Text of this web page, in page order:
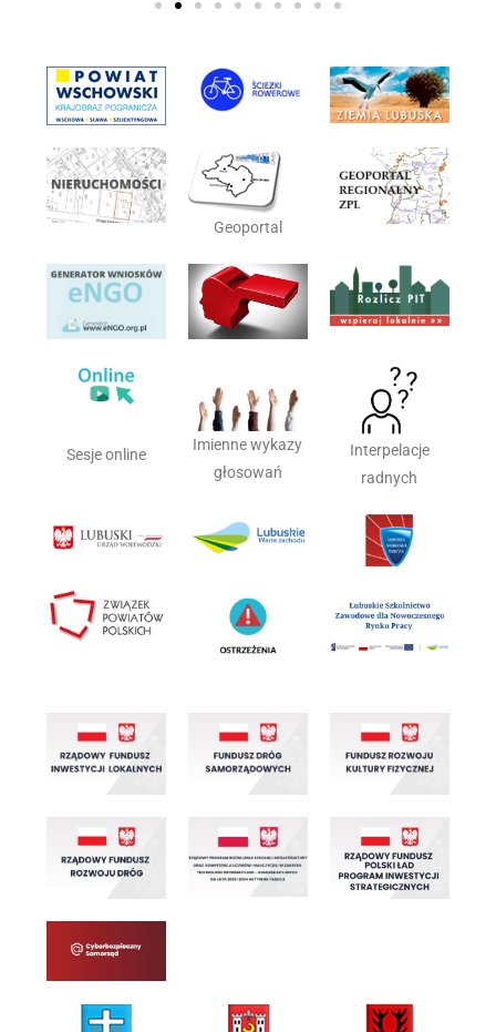
Geoportal
Sesje online
Imienne wykazy
głosowań
Interpelacje
radnych